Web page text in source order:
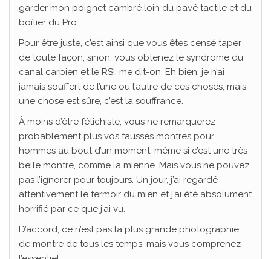
garder mon poignet cambré loin du pavé tactile et du
boîtier du Pro.
Pour être juste, c’est ainsi que vous êtes censé taper
de toute façon; sinon, vous obtenez le syndrome du
canal carpien et le RSI, me dit-on. Eh bien, je n’ai
jamais souffert de l’une ou l’autre de ces choses, mais
une chose est sûre, c’est la souffrance.
À moins d’être fétichiste, vous ne remarquerez
probablement plus vos fausses montres pour
hommes au bout d’un moment, même si c’est une très
belle montre, comme la mienne. Mais vous ne pouvez
pas l’ignorer pour toujours. Un jour, j’ai regardé
attentivement le fermoir du mien et j’ai été absolument
horrifié par ce que j’ai vu.
D’accord, ce n’est pas la plus grande photographie
de montre de tous les temps, mais vous comprenez